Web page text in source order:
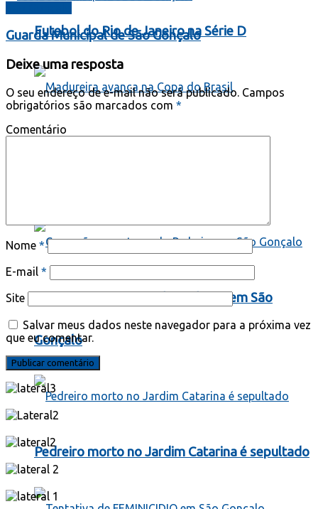
Futebol do Rio de Janeiro na Série D
Comoção no enterro do Pedreiro em São
Gonçalo
Pedreiro morto no Jardim Catarina é sepultado
Guarda Municipal de São Gonçalo
Deixe uma resposta
O seu endereço de e-mail não será publicado. Campos
obrigatórios são marcados com *
Comentário
Nome *
E-mail *
Site
Salvar meus dados neste navegador para a próxima vez
que eu comentar.